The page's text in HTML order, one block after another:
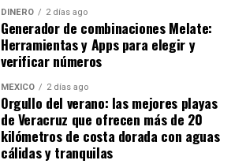
DINERO 2 días ago
Generador de combinaciones Melate:
Herramientas y Apps para elegir y
verificar números
MÉXICO 2 días ago
Orgullo del verano: las mejores playas
de Veracruz que ofrecen más de 20
kilómetros de costa dorada con aguas
cálidas y tranquilas